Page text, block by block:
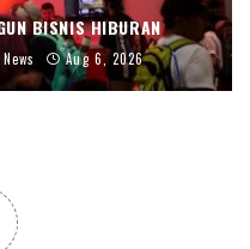
BISNIS HIBURAN
Aug 6, 2026